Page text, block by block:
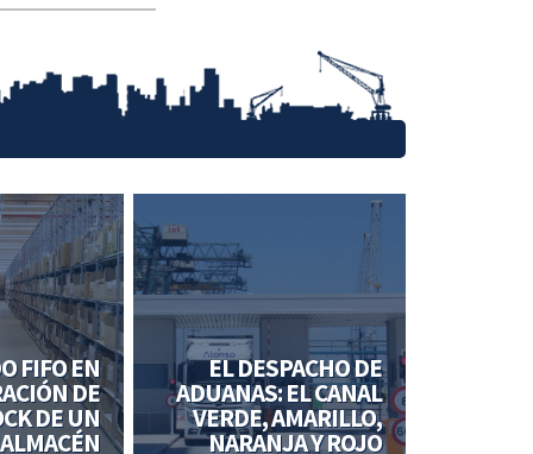
FIFO EN
DE
DE UN
ALMACÉN
EL DESPACHO DE
ADUANAS: EL CANAL
VERDE, AMARILLO,
NARANJA Y ROJO